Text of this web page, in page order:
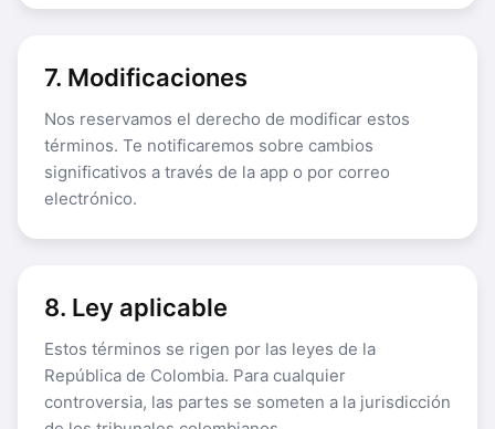
7. Modificaciones
Nos reservamos el derecho de modificar estos
términos. Te notificaremos sobre cambios
significativos a través de la app o por correo
electrónico.
8. Ley aplicable
Estos términos se rigen por las leyes de la
República de Colombia. Para cualquier
controversia, las partes se someten a la jurisdicción